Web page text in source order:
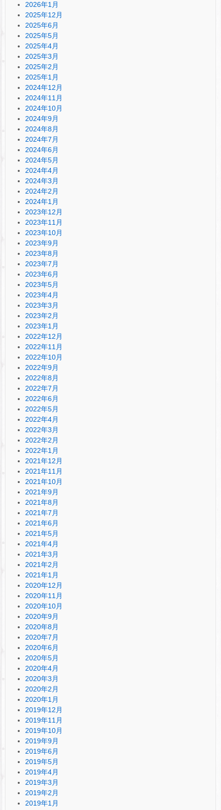
2026年1月
2025年12月
2025年6月
2025年5月
2025年4月
2025年3月
2025年2月
2025年1月
2024年12月
2024年11月
2024年10月
2024年9月
2024年8月
2024年7月
2024年6月
2024年5月
2024年4月
2024年3月
2024年2月
2024年1月
2023年12月
2023年11月
2023年10月
2023年9月
2023年8月
2023年7月
2023年6月
2023年5月
2023年4月
2023年3月
2023年2月
2023年1月
2022年12月
2022年11月
2022年10月
2022年9月
2022年8月
2022年7月
2022年6月
2022年5月
2022年4月
2022年3月
2022年2月
2022年1月
2021年12月
2021年11月
2021年10月
2021年9月
2021年8月
2021年7月
2021年6月
2021年5月
2021年4月
2021年3月
2021年2月
2021年1月
2020年12月
2020年11月
2020年10月
2020年9月
2020年8月
2020年7月
2020年6月
2020年5月
2020年4月
2020年3月
2020年2月
2020年1月
2019年12月
2019年11月
2019年10月
2019年9月
2019年6月
2019年5月
2019年4月
2019年3月
2019年2月
2019年1月